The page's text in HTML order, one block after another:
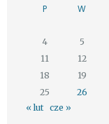
P W
4
5
11
12
18
19
25
26
« lut
cze »